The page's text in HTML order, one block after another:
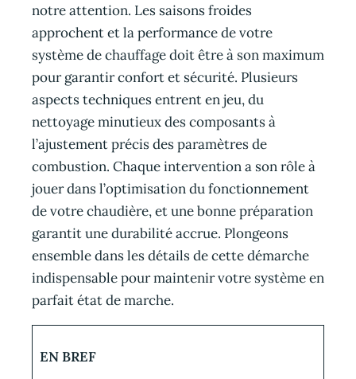
notre attention. Les saisons froides
approchent et la performance de votre
système de chauffage doit être à son maximum
pour garantir confort et sécurité. Plusieurs
aspects techniques entrent en jeu, du
nettoyage minutieux des composants à
l’ajustement précis des paramètres de
combustion. Chaque intervention a son rôle à
jouer dans l’optimisation du fonctionnement
de votre chaudière, et une bonne préparation
garantit une durabilité accrue. Plongeons
ensemble dans les détails de cette démarche
indispensable pour maintenir votre système en
parfait état de marche.
EN BREF